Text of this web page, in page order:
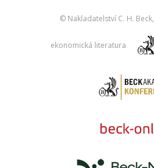
© Nakladatelství C. H. Beck,
ekonomická literatura